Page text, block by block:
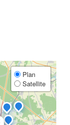
Plan
Satellite